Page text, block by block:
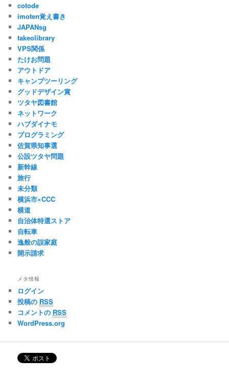
cotode
imoten覚え書き
JAPANsg
takeolibrary
VPS関係
たけお問題
アウトドア
キャンプツーリング
グッドデザイン賞
ツタヤ図書館
ネットワーク
ハブダイナモ
プログラミング
佐賀県知事選
公設ツタヤ問題
新幹線
旅行
未分類
横浜市×CCC
横道
自治体特選ストア
自転車
逸般の誤家庭
開示請求
メタ情報
ログイン
投稿の RSS
コメントの RSS
WordPress.org